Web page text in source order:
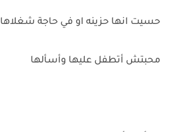
حسيت انها حزينه او في حاجة شغلاها
محبتش أتطفل عليها وأسألها